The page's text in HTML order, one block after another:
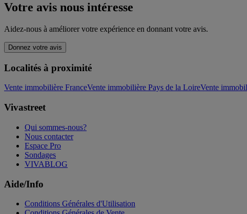
Votre avis nous intéresse
Aidez-nous à améliorer votre expérience en donnant votre avis.
Donnez votre avis
Localités à proximité
Vente immobilière FranceVente immobilière Pays de la LoireVente
Vivastreet
Qui sommes-nous?
Nous contacter
Espace Pro
Sondages
VIVABLOG
Aide/Info
Conditions Générales d'Utilisation